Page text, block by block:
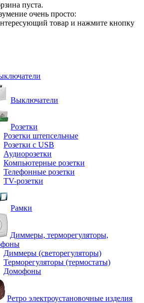
пуста.
очень просто:
товар и нажмите кнопку
Выключатели
Розетки
Розетки штепсельные
Розетки с USB
Аудиорозетки
Компьютерные розетки
Телефонные розетки
TV-розетки
Рамки
Диммеры, терморегуляторы,
Диммеры (светорегуляторы)
Терморегуляторы (термостаты)
Домофоны
Ретро электроустановочные изделия